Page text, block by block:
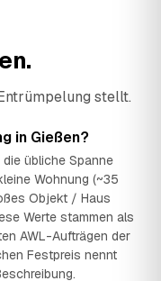
stellt.
in Gießen?
übliche Spanne
Wohnung (~35
Objekt / Haus
Werte stammen als
AWL-Aufträgen der
Festpreis nennt